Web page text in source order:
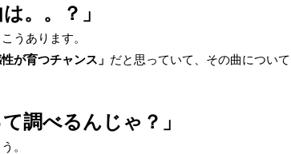
。。？」
うあります。
が育つチャンス」 だと思っていて、その曲について
調べるんじゃ？」
。